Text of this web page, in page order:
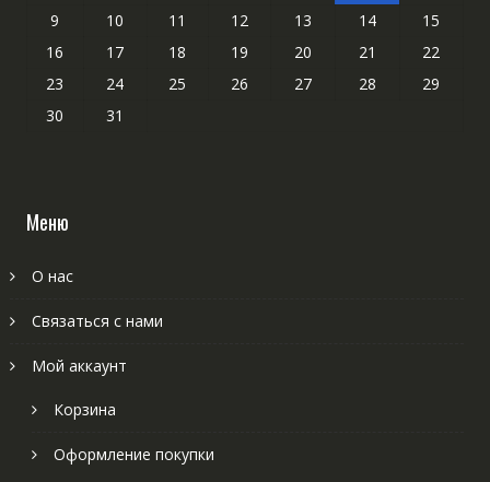
9
10 11 12 13 14
15
16
17 18 19 20 21
22
23
24 25 26 27 28
29
30
31
Меню
О нас
Связаться с нами
Мой аккаунт
Корзина
Оформление покупки